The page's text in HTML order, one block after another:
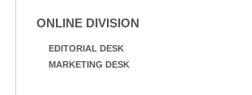
ONLINE DIVISION
EDITORIAL DESK
MARKETING DESK